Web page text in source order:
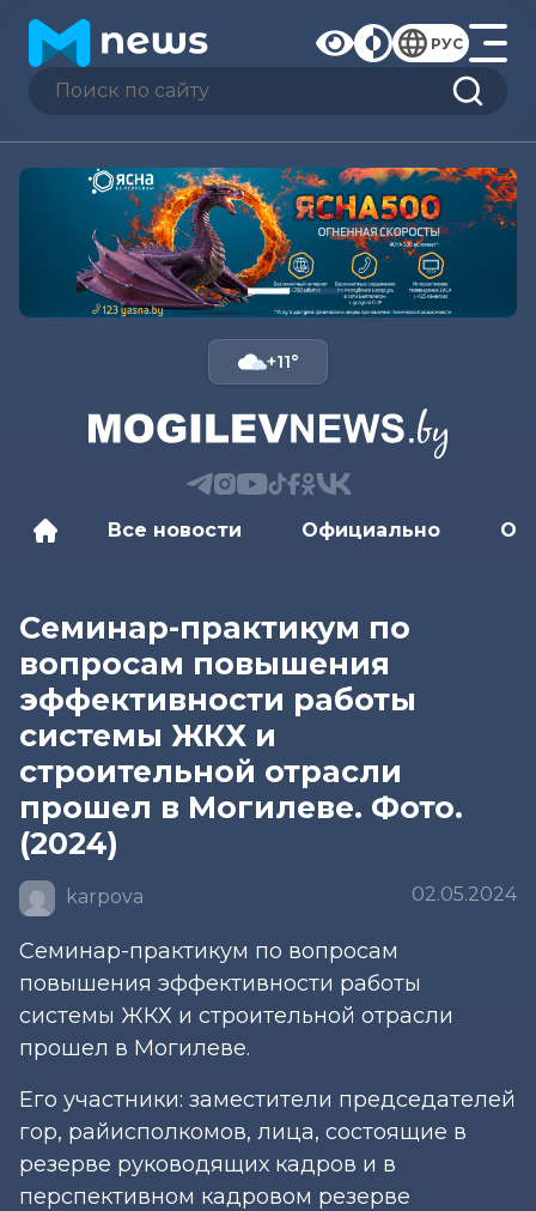
РУС
+11°
Все новости Официально
Семинар-практикум по
вопросам повышения
эффективности работы
системы ЖКХ и
строительной отрасли
прошел в Могилеве. Фото.
(2024)
karpova 02.05.2024
Семинар-практикум по вопросам
повышения эффективности работы
системы ЖКХ и строительной отрасли
прошел в Могилеве.
Его участники: заместители председателей
гор, райисполкомов, лица, состоящие в
резерве руководящих кадров и в
перспективном кадровом резерве